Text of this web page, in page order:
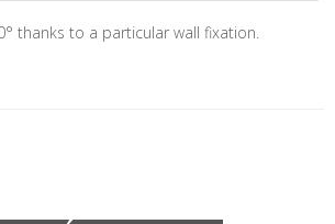
thanks to a particular wall fixation.